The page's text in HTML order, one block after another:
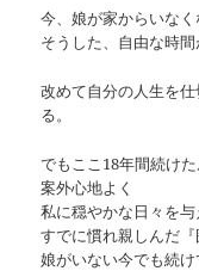
今、娘が家からいなく
そうした、自由な時間
改めて自分の人生を
る。
でもここ18年間続け
案外心地よく
私に穏やかな日々を
すでに慣れ親しんだ『
娘がいない今でも続け